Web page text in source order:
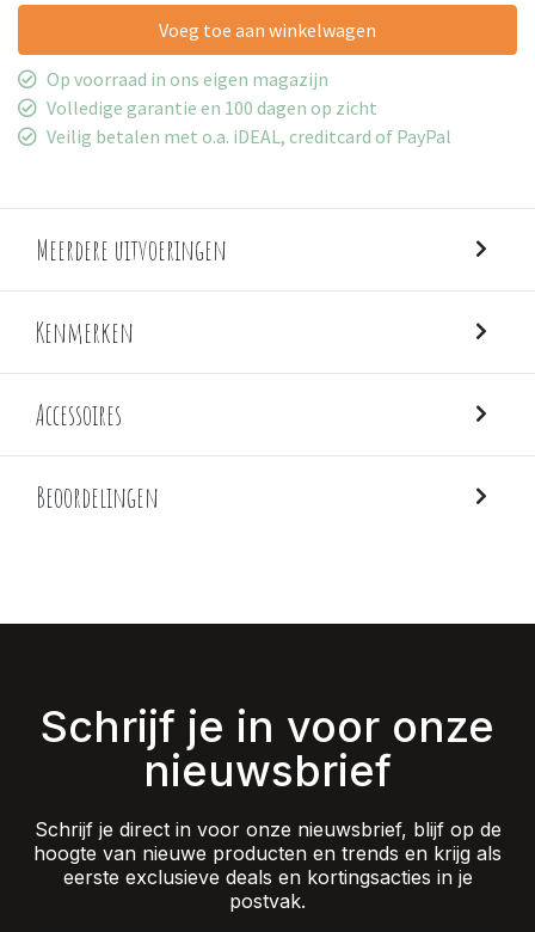
Voeg toe aan winkelwagen
Op voorraad in ons eigen magazijn
Volledige garantie en 100 dagen op zicht
Veilig betalen met o.a. iDEAL, creditcard of PayPal
Meerdere uitvoeringen
Kenmerken
Accessoires
Beoordelingen
Schrijf je in voor onze
nieuwsbrief
Schrijf je direct in voor onze nieuwsbrief, blijf op de
hoogte van nieuwe producten en trends en krijg als
eerste exclusieve deals en kortingsacties in je
postvak.